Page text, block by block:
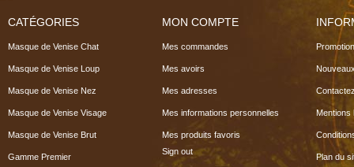
CATÉGORIES
Masque de Venise Chat
Masque de Venise Loup
Masque de Venise Nez
Masque de Venise Visage
Masque de Venise Brut
Gamme Premier
MON COMPTE
Mes commandes
Mes avoirs
Mes adresses
Mes informations personnelles
Mes produits favoris
Sign out
Mentions
Plan du